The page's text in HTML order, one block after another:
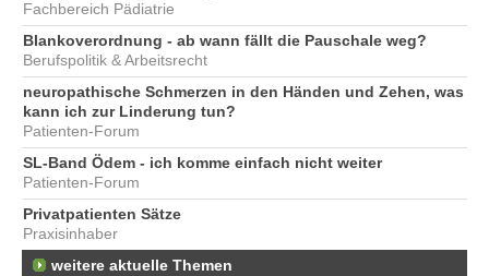
Fachbereich Pädiatrie
Blankoverordnung - ab wann fällt die Pauschale weg?
Berufspolitik & Arbeitsrecht
neuropathische Schmerzen in den Händen und Zehen, was
kann ich zur Linderung tun?
Patienten-Forum
SL-Band Ödem - ich komme einfach nicht weiter
Patienten-Forum
Privatpatienten Sätze
Praxisinhaber
weitere aktuelle Themen